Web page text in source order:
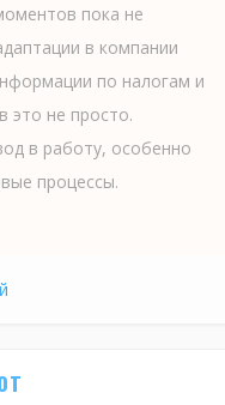
пока не
в компании
по налогам и
это не просто.
в работу, особенно
процессы.